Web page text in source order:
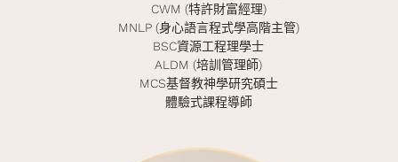
CWM (特許財富經理)
MNLP (身心語言程式學高階主管)
BSC資源工程理學士
ALDM (培訓管理師)
MCS基督教神學研究碩士
體驗式課程導師